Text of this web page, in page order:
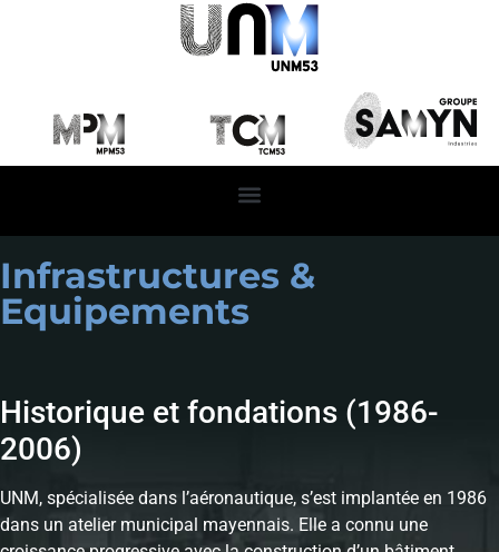
Infrastructures &
Equipements
Historique et fondations (1986-
2006)
UNM, spécialisée dans l’aéronautique, s’est implantée en 1986
dans un atelier municipal mayennais. Elle a connu une